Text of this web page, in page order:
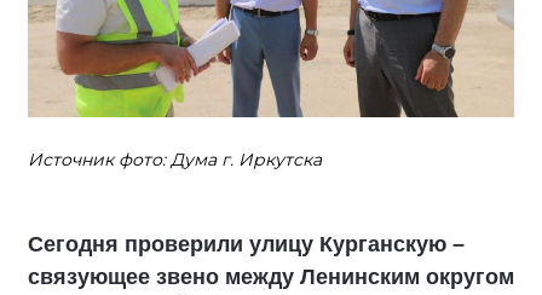
Источник фото: Дума г. Иркутска
Сегодня проверили улицу Курганскую –
связующее звено между Ленинским округом